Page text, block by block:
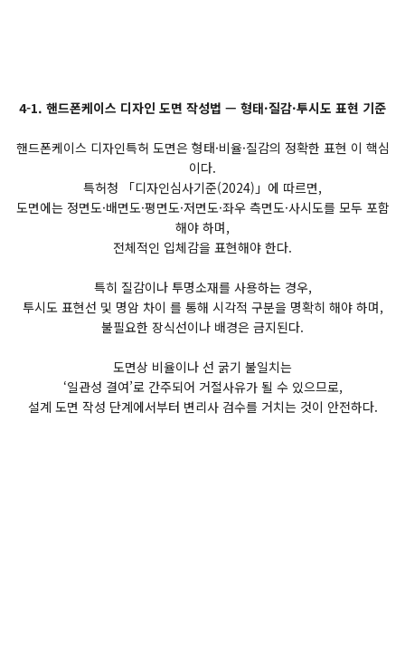
4-1. 핸드폰케이스 디자인 도면 작성법 — 형태·질감·투시도 표현 기준
핸드폰케이스 디자인특허 도면은 형태·비율·질감의 정확한 표현 이 핵심
이다.
특허청 「디자인심사기준(2024)」에 따르면,
도면에는 정면도·배면도·평면도·저면도·좌우 측면도·사시도를 모두 포함
해야 하며,
전체적인 입체감을 표현해야 한다.
특히 질감이나 투명소재를 사용하는 경우,
투시도 표현선 및 명암 차이 를 통해 시각적 구분을 명확히 해야 하며,
불필요한 장식선이나 배경은 금지된다.
도면상 비율이나 선 굵기 불일치는
‘일관성 결여’로 간주되어 거절사유가 될 수 있으므로,
설계 도면 작성 단계에서부터 변리사 검수를 거치는 것이 안전하다.